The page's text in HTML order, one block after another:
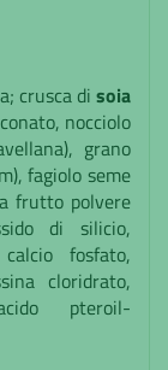
crusca di soia
nocciolo
grano
fagiolo seme
frutto polvere
di silicio,
fosfato,
cloridrato,
pteroil-